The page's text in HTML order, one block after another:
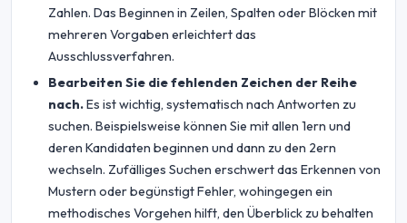
Zahlen. Das Beginnen in Zeilen, Spalten oder Blöcken mit
mehreren Vorgaben erleichtert das
Ausschlussverfahren.
Bearbeiten Sie die fehlenden Zeichen der Reihe
nach.Es ist wichtig, systematisch nach Antworten zu
suchen. Beispielsweise können Sie mit allen 1ern und
deren Kandidaten beginnen und dann zu den 2ern
wechseln. Zufälliges Suchen erschwert das Erkennen von
Mustern oder begünstigt Fehler, wohingegen ein
methodisches Vorgehen hilft, den Überblick zu behalten